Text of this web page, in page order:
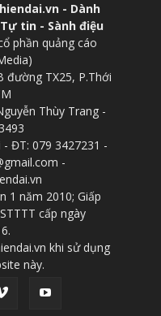
- Dành
tin - Sành điệu
phần quảng cáo
đường TX25, P.Thới
Thùy Trang -
- ĐT: 079 3427231 -
-
1 năm 2010; Giấp
cấp ngày
khi sử dụng
này.